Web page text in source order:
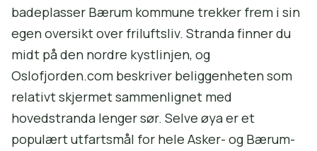
badeplasser Bærum kommune trekker frem i sin
egen oversikt over friluftsliv. Stranda finner du
midt på den nordre kystlinjen, og
Oslofjorden.com beskriver beliggenheten som
relativt skjermet sammenlignet med
hovedstranda lenger sør. Selve øya er et
populært utfartsmål for hele Asker- og Bærum-